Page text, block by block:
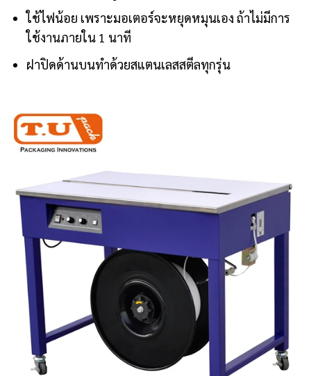
ใช้ไฟน้อย เพราะมอเตอร์จะหยุดหมุนเอง ถ้าไม่มีการ
ใช้งานภายใน 1 นาที
ฝาปิดด้านบนทำด้วยสแตนเลสสตีลทุกรุ่น